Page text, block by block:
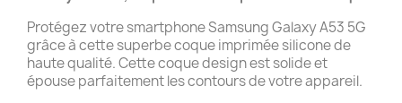
Protégez votre smartphone Samsung Galaxy A53 5G
grâce à cette superbe coque imprimée silicone de
haute qualité. Cette coque design est solide et
épouse parfaitement les contours de votre appareil.